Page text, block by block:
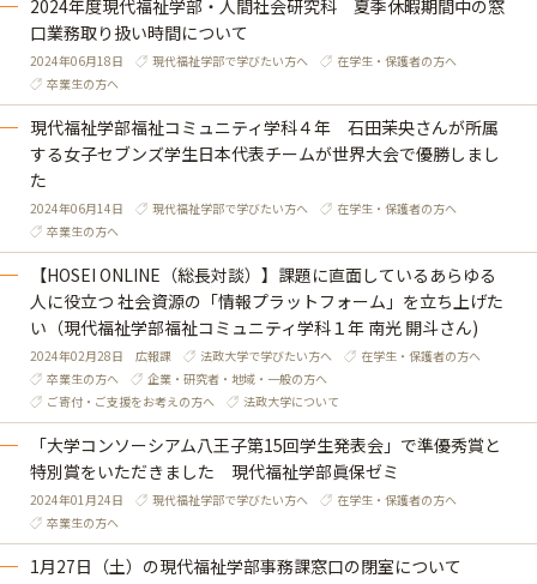
2024年度現代福祉学部・人間社会研究科 夏季休暇期間中の窓
口業務取り扱い時間について
2024年06月18日 現代福祉学部で学びたい方へ
在学生・保護者の方へ
卒業生の方へ
現代福祉学部福祉コミュニティ学科４年 石田茉央さんが所属
する女子セブンズ学生日本代表チームが世界大会で優勝しまし
た
2024年06月14日 現代福祉学部で学びたい方へ
在学生・保護者の方へ
卒業生の方へ
【HOSEI ONLINE（総長対談）】課題に直面しているあらゆる
人に役立つ 社会資源の「情報プラットフォーム」を立ち上げた
い（現代福祉学部福祉コミュニティ学科１年 南光 開斗さん)
2024年02月28日 広報課 法政大学で学びたい方へ
在学生・保護者の方へ
卒業生の方へ
企業・研究者・地域・一般の方へ
ご寄付・ご支援をお考えの方へ
法政大学について
「大学コンソーシアム八王子第15回学生発表会」で準優秀賞と
特別賞をいただきました 現代福祉学部眞保ゼミ
2024年01月24日 現代福祉学部で学びたい方へ
在学生・保護者の方へ
卒業生の方へ
1月27日（土）の現代福祉学部事務課窓口の閉室について